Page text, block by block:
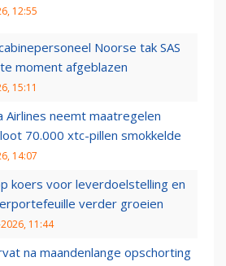
12:55
Noorse tak SAS
moment afgeblazen
15:11
Airlines neemt maatregelen
70.000 xtc-pillen smokkelde
14:07
koers voor leverdoelstelling en
verder groeien
11:44
na maandenlange opschorting